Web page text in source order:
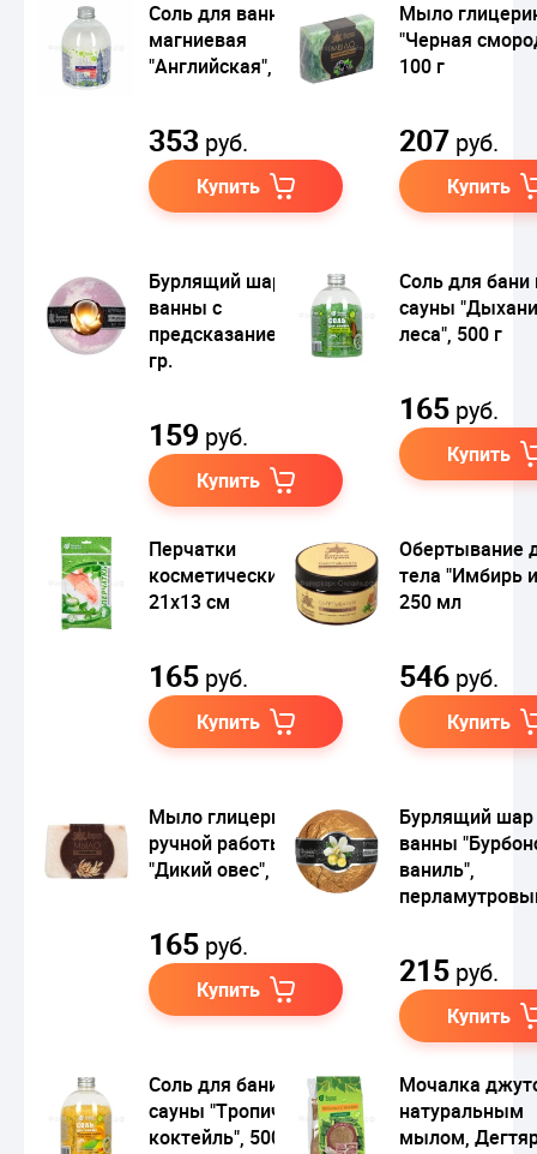
Соль для ванны
магниевая
"Английская", 500 гр
353 руб.
Купить
Мыло
"Черная
100 г
207 руб.
Купить
Бурлящий шар для
ванны с
предсказанием, 120
гр.
159 руб.
Купить
Соль для бани
сауны
леса", 500 г
165 руб.
Купить
Перчатки
косметические,
21х13 см
165 руб.
Купить
Обертывание
тела "Имбирь
250 мл
546 руб.
Купить
Мыло глицериновое
ручной работы
"Дикий овес", 100 гр.
165 руб.
Купить
Бурлящий шар
ванны
ваниль",
215 руб.
Купить
Соль для бани и
сауны "Тропический
коктейль", 500 г
Мочалка
натуральным
мылом,